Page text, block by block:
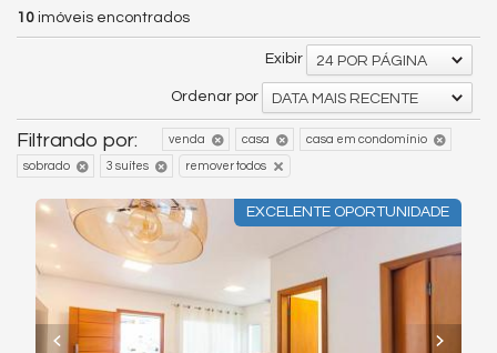
10 imóveis encontrados
Exibir 24 POR PÁGINA
Ordenar por DATA MAIS RECENTE
Filtrando por: venda casa casa em condomínio
sobrado 3 suítes remover todos
EXCELENTE OPORTUNIDADE